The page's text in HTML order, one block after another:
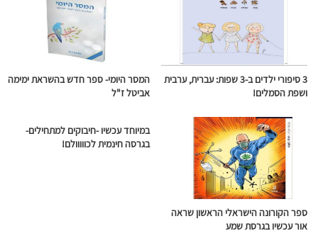
3 סיפורי ילדים ב-3 שפות: עברית, ערבית
ושפת הסמלים!
המסר היומי- ספר חדש בהשראת ימימה
אביטל ז"ל
ספר הקורונה הישראלי הראשון שראה
אור עכשיו בגרסת שמע
במיוחד עכשיו -חיבוקים למתחילים-
בגרסה חינמית לכווווולם!